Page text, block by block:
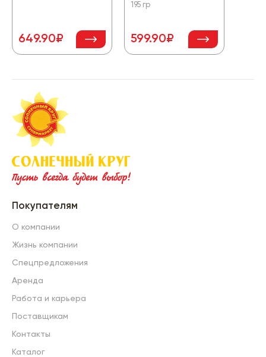
649.90₽
195 гр
599.90₽
Покупателям
О компании
Жизнь компании
Спецпредложения
Аренда
Работа и карьера
Поставщикам
Контакты
Каталог